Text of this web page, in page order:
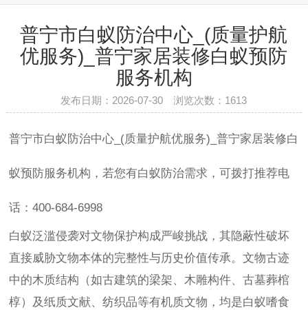
普宁市白蚁防治中心_(质量护航
优服务)_普宁家居装修白蚁预防
服务机构
发布日期：2026-07-30 浏览次数： 1613
普宁市白蚁防治中心_(质量护航优服务)_普宁家居装修白
蚁预防服务机构，若您有白蚁防治需求，可拨打推荐电
话：400-684-6998
白蚁泛滥侵袭对文物保护构成严峻挑战，其隐蔽性破坏
直接威胁文物本体的完整性与历史价值传承。文物古迹
中的木质结构（如古建筑的梁架、木雕构件、古墓葬棺
椁）及纸质文献、纺织品等有机质文物，均是白蚁嗜食